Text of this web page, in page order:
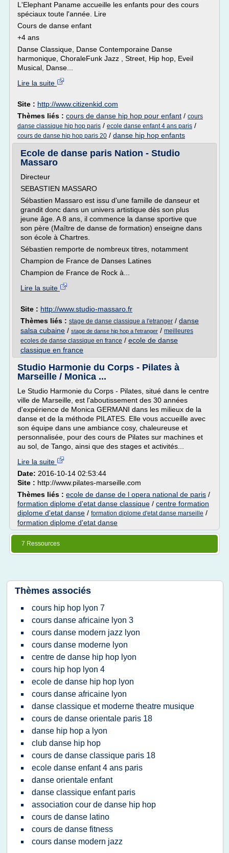
L'Elephant Paname accueille les enfants pour des cours
spéciaux toute l'année. Lire
Cours de danse enfant
+4 ans
Danse Classique, Danse Contemporaine Danse
harmonique, ChoraleFunk Jazz , Street, Hip hop, Eveil
Musical, Danse...
Lire la suite
Site : http://www.citizenkid.com
Thèmes liés : cours de danse hip hop pour enfant / cours
danse classique hip hop paris / ecole danse enfant 4 ans paris /
cours de danse hip hop paris 20 / danse hip hop enfants
Ecole de danse paris Nation - Studio
Massaro
Directeur
SEBASTIEN MASSARO
Sébastien Massaro est issu d'une famille de danseur et
grandit donc dans un univers artistique dès son plus
jeune âge. A 8 ans, il commence la danse sportive que
son père (Maître de danse de formation) enseigne dans
son école à Chartres.
Sébastien remporte de nombreux titres, notamment
Champion de France de Danses Latines
Champion de France de Rock à...
Lire la suite
Site : http://www.studio-massaro.fr
Thèmes liés : stage de danse classique a l'etranger / danse
salsa cubaine / stage de danse hip hop a l'etranger / meilleures
ecoles de danse classique en france / ecole de danse
classique en france
Studio Harmonie du Corps - Pilates à
Marseille / Monica ...
Le Studio Harmonie du Corps - Pilates, situé dans le centre
ville de Marseille, est l'aboutissement des 30 années
d'expérience de Monica GERMANI dans les milieux de la
danse et de la méthode PILATES. Elle vous accueille avec
son équipe dans une ambiance cosy, chaleureuse et
personnalisée, pour des cours de Pilates sur machines et
au sol, de Tango, ainsi que des stages et activités...
Lire la suite
Date: 2016-10-14 02:53:44
Site : http://www.pilates-marseille.com
Thèmes liés : ecole de danse de l opera national de paris /
formation diplome d'etat danse classique / centre formation
diplome d'etat danse / formation diplome d'etat danse marseille /
formation diplome d'etat danse
7 Ressources
Thèmes associés
cours hip hop lyon 7
cours danse africaine lyon 3
cours danse modern jazz lyon
cours danse moderne lyon
centre de danse hip hop lyon
cours hip hop lyon 4
ecole de danse hip hop lyon
cours danse africaine lyon
danse classique et moderne theatre musique
cours de danse orientale paris 18
danse hip hop a lyon
club danse hip hop
cours de danse classique paris 18
ecole danse enfant 4 ans paris
danse orientale enfant
danse classique enfant paris
association cour de danse hip hop
cours de danse latino
cours de danse fitness
cours danse modern jazz